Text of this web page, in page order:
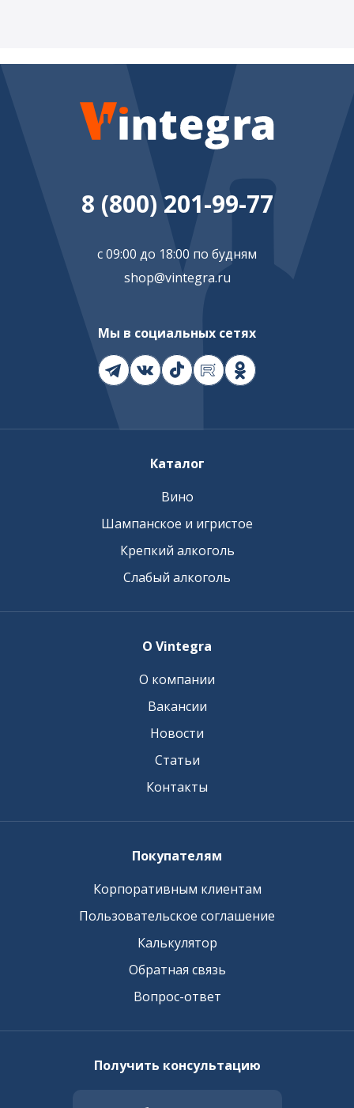
8 (800) 201-99-77
с 09:00 до 18:00 по будням
shop@vintegra.ru
Мы в социальных сетях
Каталог
Вино
Шампанское и игристое
Крепкий алкоголь
Слабый алкоголь
О Vintegra
О компании
Вакансии
Новости
Статьи
Контакты
Покупателям
Корпоративным клиентам
Пользовательское соглашение
Калькулятор
Обратная связь
Вопрос-ответ
Получить консультацию